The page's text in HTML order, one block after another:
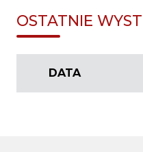
OSTATNIE
DATA